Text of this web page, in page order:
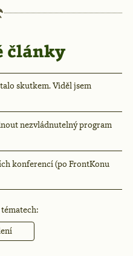
články
skutkem. Viděl jsem
nezvládnutelný program
konferencí (po FrontKonu